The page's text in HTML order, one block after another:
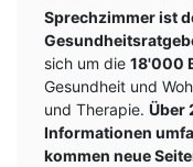
Sprechzimmer ist
sich um die 18'000
Gesundheit und
und Therapie. Über
Informationen
kommen neue